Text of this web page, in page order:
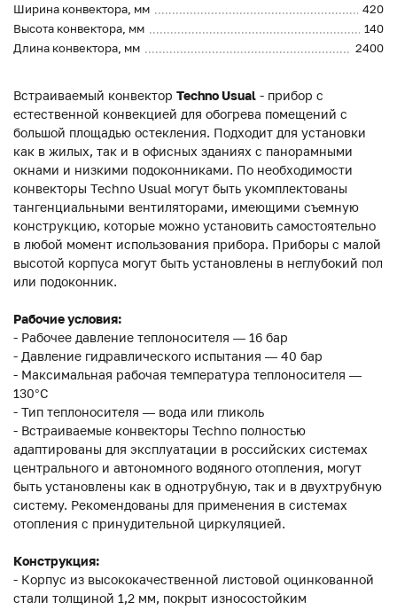
Ширина конвектора, мм
420
Высота конвектора, мм
140
Длина конвектора, мм
2400
Встраиваемый конвектор Techno Usual - прибор с
естественной конвекцией для обогрева помещений с
большой площадью остекления. Подходит для установки
как в жилых, так и в офисных зданиях с панорамными
окнами и низкими подоконниками. По необходимости
конвекторы Techno Usual могут быть укомплектованы
тангенциальными вентиляторами, имеющими съемную
конструкцию, которые можно установить самостоятельно
в любой момент использования прибора. Приборы с малой
высотой корпуса могут быть установлены в неглубокий пол
или подоконник.
Рабочие условия:
- Рабочее давление теплоносителя — 16 бар
- Давление гидравлического испытания — 40 бар
- Максимальная рабочая температура теплоносителя —
130°С
- Тип теплоносителя — вода или гликоль
- Встраиваемые конвекторы Techno полностью
адаптированы для эксплуатации в российских системах
центрального и автономного водяного отопления, могут
быть установлены как в однотрубную, так и в двухтрубную
систему. Рекомендованы для применения в системах
отопления с принудительной циркуляцией.
Конструкция:
- Корпус из высококачественной листовой оцинкованной
стали толщиной 1,2 мм, покрыт износостойким